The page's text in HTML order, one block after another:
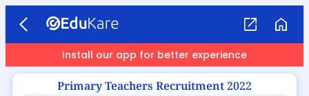
Install our app for better experience
Primary Teachers Recruitment 2022